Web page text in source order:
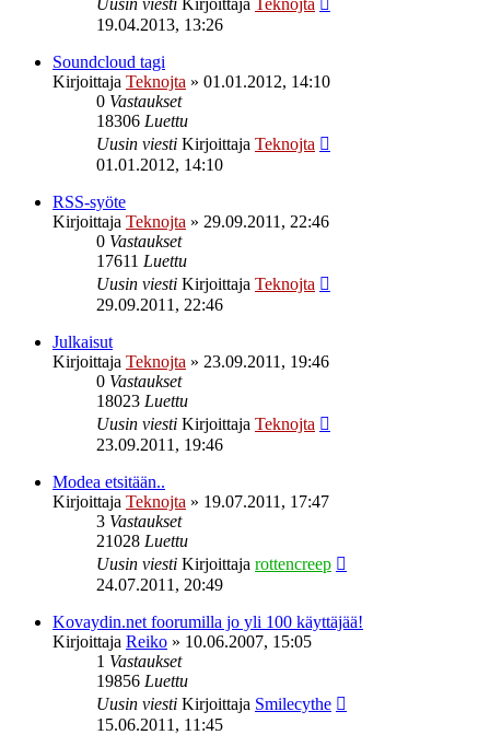
19.04.2013, 13:26
Soundcloud tagi
Kirjoittaja Teknojta » 01.01.2012, 14:10
0 Vastaukset
18306 Luettu
Uusin viesti Kirjoittaja Teknojta
01.01.2012, 14:10
RSS-syöte
Kirjoittaja Teknojta » 29.09.2011, 22:46
0 Vastaukset
17611 Luettu
Uusin viesti Kirjoittaja Teknojta
29.09.2011, 22:46
Julkaisut
Kirjoittaja Teknojta » 23.09.2011, 19:46
0 Vastaukset
18023 Luettu
Uusin viesti Kirjoittaja Teknojta
23.09.2011, 19:46
Modea etsitään..
Kirjoittaja Teknojta » 19.07.2011, 17:47
3 Vastaukset
21028 Luettu
Uusin viesti Kirjoittaja rottencreep
24.07.2011, 20:49
Kovaydin.net foorumilla jo yli 100 käyttäjää!
Kirjoittaja Reiko » 10.06.2007, 15:05
1 Vastaukset
19856 Luettu
Uusin viesti Kirjoittaja Smilecythe
15.06.2011, 11:45